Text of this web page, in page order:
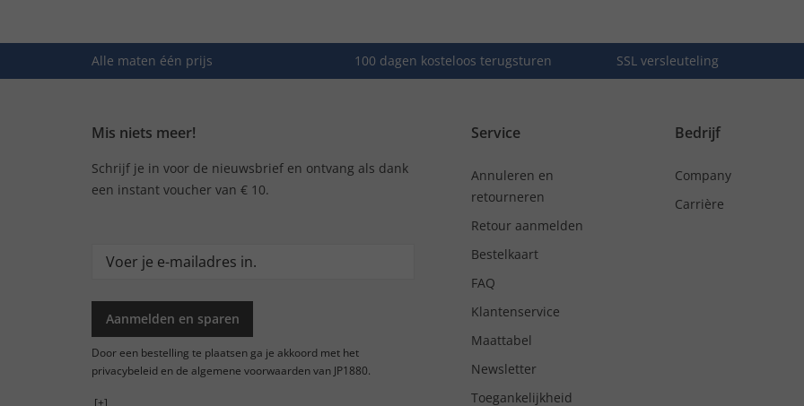
Alle maten één prijs 100 dagen kosteloos terugsturen SSL versleuteling
Mis niets meer!
Schrijf je in voor de nieuwsbrief en ontvang als dank
een instant voucher van € 10.
Aanmelden en sparen
Door een bestelling te plaatsen ga je akkoord met het
privacybeleid en de algemene voorwaarden van JP1880.
[+]
Service
Annuleren en
retourneren
Retour aanmelden
Bestelkaart
FAQ
Klantenservice
Maattabel
Newsletter
Toegankelijkheid
Bedrijf
Company
Carrière